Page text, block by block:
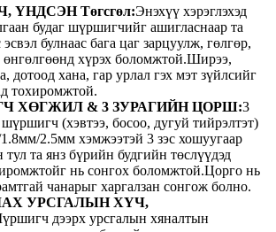
ҮНДСЭН Төгсгөл:Энэхүү хэрэглэхэд
будаг шүршигчийг ашигласнаар та
булнаас бага цаг зарцуулж, гөлгөр,
өнгөлгөөнд хүрэх боломжтой.Ширээ,
дотоод хана, гар урлал гэх мэт зүйлсийг
тохиромжтой.
ХӨГЖИЛ & 3 ЗУРАГИЙН ЦОРШ:3
(хэвтээ, босоо, дугуй тийрэлтэт)
2.5мм хэмжээтэй 3 зэс хошуугаар
тул та янз бүрийн будгийн төслүүдэд
нь сонгох боломжтой.Цорго нь
чанарыг харгалзан сонгож болно.
УРСГАЛЫН ХҮЧ,
дээрх урсгалын хяналтын